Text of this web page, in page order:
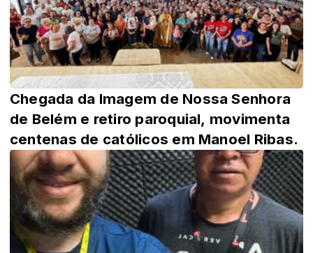
Chegada da Imagem de Nossa Senhora
de Belém e retiro paroquial, movimenta
centenas de católicos em Manoel Ribas.